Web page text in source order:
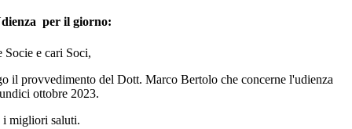
per il giorno:
Socie e cari Soci,
il provvedimento del Dott. Marco Bertolo che concerne l'udienza
ottobre 2023.
i migliori saluti.